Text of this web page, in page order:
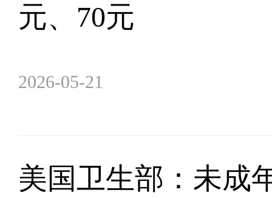
元、70元
2026-05-21
美国卫生部：未成